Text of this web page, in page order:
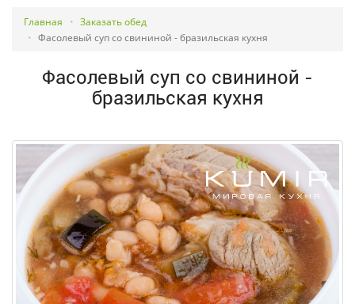
Главная
Заказать обед
Фасолевый суп со свининой - бразильская кухня
Фасолевый суп со свининой -
бразильская кухня